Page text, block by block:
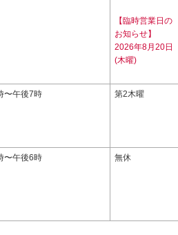
【臨時営業日の
お知らせ】
2026年8月20日
(木曜)
〜午後7時 第2木曜
〜午後6時 無休